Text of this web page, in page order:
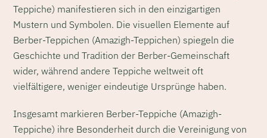
Teppiche) manifestieren sich in den einzigartigen
Mustern und Symbolen. Die visuellen Elemente auf
Berber-Teppichen (Amazigh-Teppichen) spiegeln die
Geschichte und Tradition der Berber-Gemeinschaft
wider, während andere Teppiche weltweit oft
vielfältigere, weniger eindeutige Ursprünge haben.
Insgesamt markieren Berber-Teppiche (Amazigh-
Teppiche) ihre Besonderheit durch die Vereinigung von